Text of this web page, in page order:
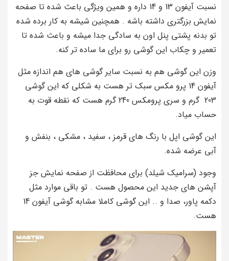
نسبت آیفون 13 و 14 داره و همین ویژگی باعث شده تا صفحه
نمایش بزرگتری داشته باشه . همچنین شیشه به کار برده شده
تو بدنه پشتی پنل اون به سادگی جدا میشه و باعث شده تا
تعمیر و چکاب این گوشی رو برای ما ساده تر کنه.
وزن این گوشی هم به نسبت سایر گوشی های هم اندازه مثل
آیفون 14 پرو مکس سبک تر هست به شکلی که این گوشی
203 گرم و سری پرومکس 240 گرم هست که نقطه قوت به
حساب میاد.
این گوشی اپل با رنگ های قرمز ، سفید ، مشکی ، بنفش و
آبی عرضه شده.
وجود (سرامیک شیلد) برای محافظت از صفحه نمایش جز
آپشن های جدید این محصول هست . تو باقی موارد مثل
هست.